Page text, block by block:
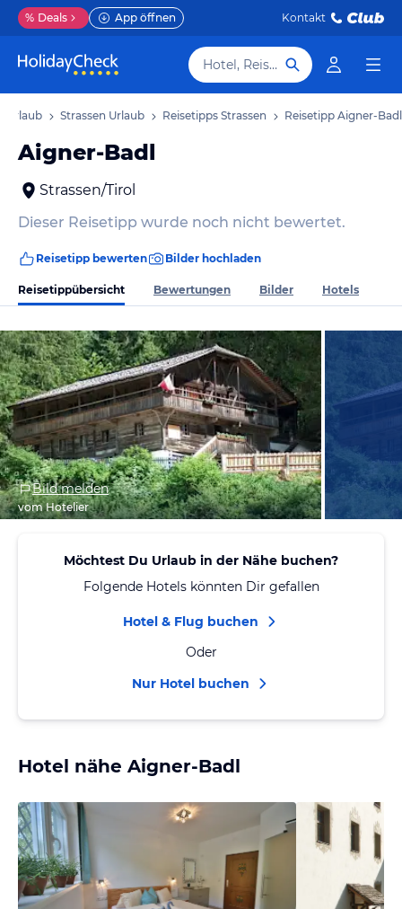
% Deals App öffnen Kontakt
Hotel, Reiseziel
Urlaub Strassen Urlaub Reisetipps Strassen Reisetipp Aigner-Badl
Aigner-Badl
Strassen/Tirol
Dieser Reisetipp wurde noch nicht bewertet.
Reisetipp bewerten Bilder hochladen
Reisetippübersicht Bewertungen Bilder Hotels
Bild melden
vom Hotelier
Möchtest Du Urlaub in der Nähe buchen?
Folgende Hotels könnten Dir gefallen
Hotel & Flug buchen
Oder
Nur Hotel buchen
Hotel nähe Aigner-Badl